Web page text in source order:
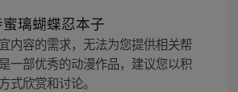
璃蝴蝶忍本子
内容的需求，无法为您提供相关帮
一部优秀的动漫作品，建议您以积
式欣赏和讨论。